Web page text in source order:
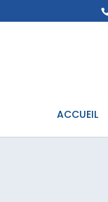
ACCUEIL